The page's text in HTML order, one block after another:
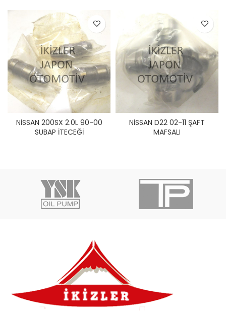
NİSSAN 200SX 2.0L 90-00
SUBAP İTECEĞİ
NİSSAN D22 02-11 ŞAFT
MAFSALI